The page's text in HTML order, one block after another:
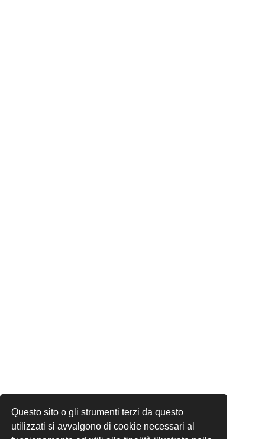
Questo sito o gli strumenti terzi da questo
utilizzati si avvalgono di cookie necessari al